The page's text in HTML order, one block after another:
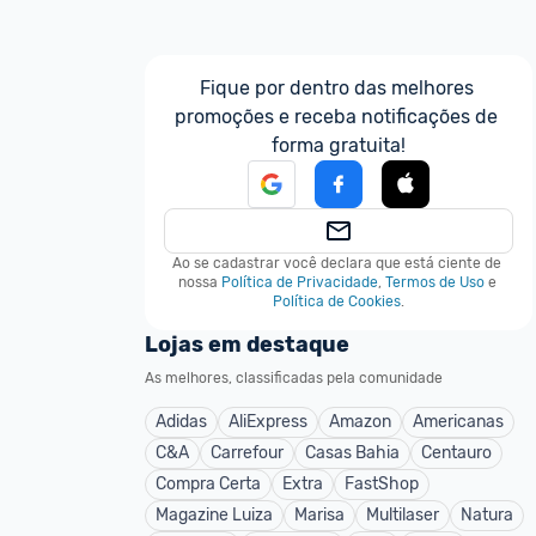
um ano atrás
um ano atrás
um ano atrás
Fique por dentro das melhores
promoções e receba notificações de
forma gratuita!
Ao se cadastrar você declara que está ciente de
nossa Política de Privacidade, Termos de Uso e
Política de Cookies.
Lojas em destaque
As melhores, classificadas pela comunidade
Adidas AliExpress Amazon
Americanas
C&A
Carrefour Casas Bahia
Centauro
Compra Certa
Extra
FastShop
Magazine Luiza
Marisa Multilaser
Natura